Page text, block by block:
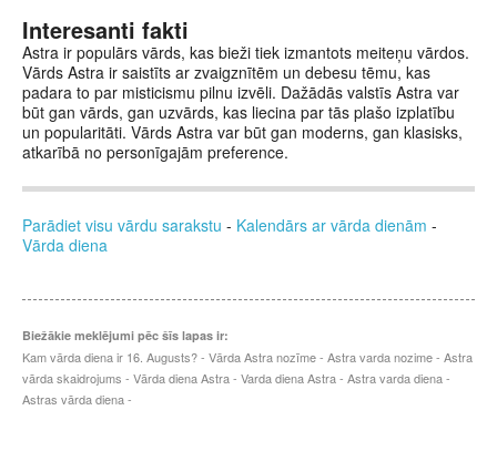
Interesanti fakti
Astra ir populārs vārds, kas bieži tiek izmantots meiteņu vārdos.
Vārds Astra ir saistīts ar zvaigznītēm un debesu tēmu, kas
padara to par misticismu pilnu izvēli. Dažādās valstīs Astra var
būt gan vārds, gan uzvārds, kas liecina par tās plašo izplatību
un popularitāti. Vārds Astra var būt gan moderns, gan klasisks,
atkarībā no personīgajām preference.
Parādiet visu vārdu sarakstu - Kalendārs ar vārda dienām -
Vārda diena
Biežākie meklējumi pēc šīs lapas ir:
Kam vārda diena ir 16. Augusts? - Vārda Astra nozīme - Astra varda nozime - Astra
vārda skaidrojums - Vārda diena Astra - Varda diena Astra - Astra varda diena -
Astras vārda diena -